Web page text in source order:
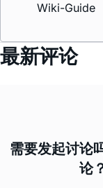
Wiki-Guide
最新评论
需要发起讨论
论